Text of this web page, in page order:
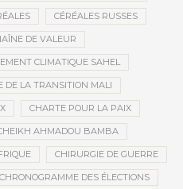
CÉRÉALES RUSSES
DE VALEUR
CLIMATIQUE SAHEL
DE LA TRANSITION MALI
CHARTE POUR LA PAIX
AHMADOU BAMBA
CHIRURGIE DE GUERRE
CHRONOGRAMME DES ÉLECTIONS